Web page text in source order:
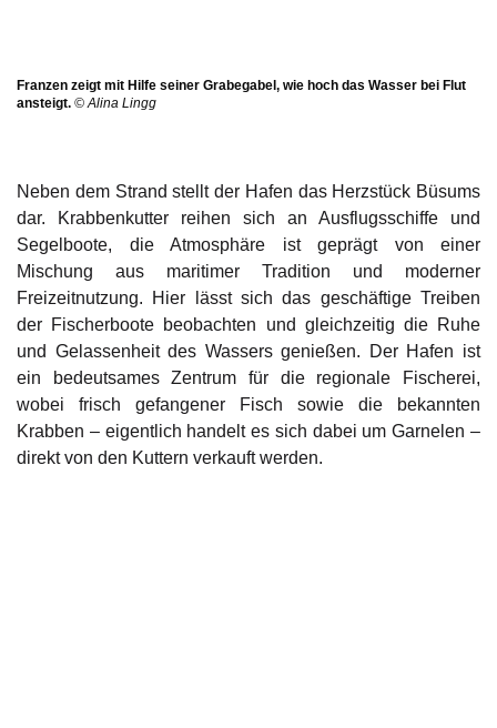
Franzen zeigt mit Hilfe seiner Grabegabel, wie hoch das Wasser bei Flut
ansteigt. © Alina Lingg
Neben dem Strand stellt der Hafen das Herzstück Büsums
dar. Krabbenkutter reihen sich an Ausflugsschiffe und
Segelboote, die Atmosphäre ist geprägt von einer
Mischung aus maritimer Tradition und moderner
Freizeitnutzung. Hier lässt sich das geschäftige Treiben
der Fischerboote beobachten und gleichzeitig die Ruhe
und Gelassenheit des Wassers genießen. Der Hafen ist
ein bedeutsames Zentrum für die regionale Fischerei,
wobei frisch gefangener Fisch sowie die bekannten
Krabben – eigentlich handelt es sich dabei um Garnelen –
direkt von den Kuttern verkauft werden.